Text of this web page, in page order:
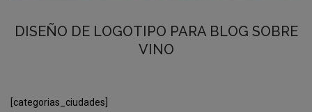
DISEÑO DE LOGOTIPO PARA BLOG SOBRE
VINO
[categorias_ciudades]